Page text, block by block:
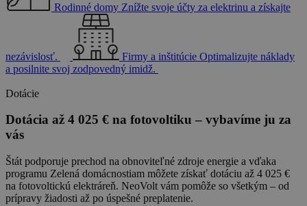
Rodinné domy Znížte svoje účty za elektrinu a získajte
nezávislosť. Firmy a inštitúcie Optimalizujte náklady
a posilnite svoj zodpovedný imidž.
Dotácie
Dotácia až 4 025 € na fotovoltiku – vybavíme ju za
vás
Štát podporuje prechod na obnoviteľné zdroje energie a vďaka
programu Zelená domácnostiam môžete získať dotáciu až 4 025 €
na fotovoltickú elektráreň. NeoVolt vám pomôže so všetkým – od
prípravy žiadosti až po úspešné preplatenie.